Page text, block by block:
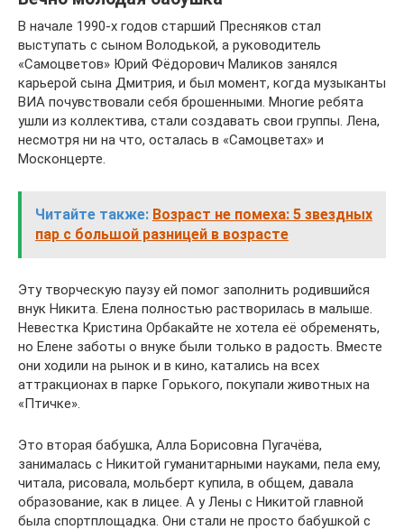
В начале 1990-х годов старший Пресняков стал
выступать с сыном Володькой, а руководитель
«Самоцветов» Юрий Фёдорович Маликов занялся
карьерой сына Дмитрия, и был момент, когда музыканты
ВИА почувствовали себя брошенными. Многие ребята
ушли из коллектива, стали создавать свои группы. Лена,
несмотря ни на что, осталась в «Самоцветах» и
Москонцерте.
Читайте также: Возраст не помеха: 5 звездных
пар с большой разницей в возрасте
Эту творческую паузу ей помог заполнить родившийся
внук Никита. Елена полностью растворилась в малыше.
Невестка Кристина Орбакайте не хотела её обременять,
но Елене заботы о внуке были только в радость. Вместе
они ходили на рынок и в кино, катались на всех
аттракционах в парке Горького, покупали животных на
«Птичке».
Это вторая бабушка, Алла Борисовна Пугачёва,
занималась с Никитой гуманитарными науками, пела ему,
читала, рисовала, мольберт купила, в общем, давала
образование, как в лицее. А у Лены с Никитой главной
была спортплощадка. Они стали не просто бабушкой с